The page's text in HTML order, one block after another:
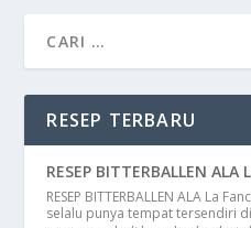
RESEP TERBARU
RESEP BITTERBALLEN
RESEP BITTERBALLEN ALA La
selalu punya tempat tersendiri